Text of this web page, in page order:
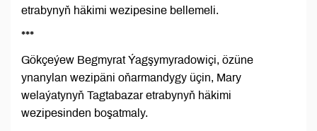
etrabynyň häkimi wezipesine bellemeli.
***
Gökçeýew Begmyrat Ýagşymyradowiçi, özüne
ynanylan wezipäni oňarmandygy üçin, Mary
welaýatynyň Tagtabazar etrabynyň häkimi
wezipesinden boşatmaly.